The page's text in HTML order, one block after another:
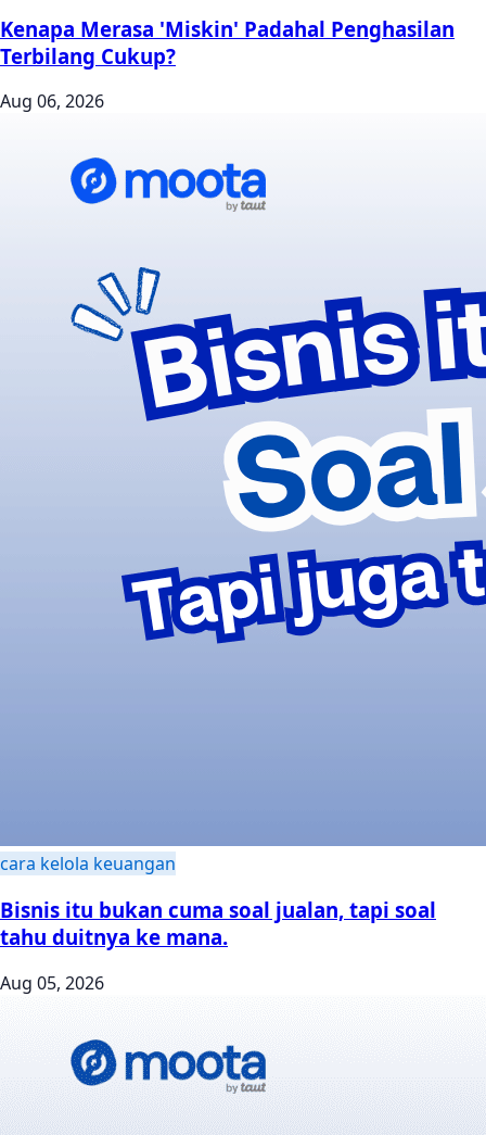
Kenapa Merasa 'Miskin' Padahal Penghasilan
Terbilang Cukup?
Aug 06, 2026
cara kelola keuangan
Bisnis itu bukan cuma soal jualan, tapi soal
tahu duitnya ke mana.
Aug 05, 2026